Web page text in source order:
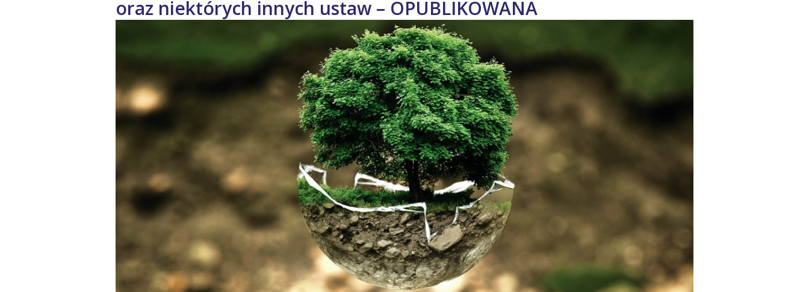
oraz niektórych innych ustaw – OPUBLIKOWANA